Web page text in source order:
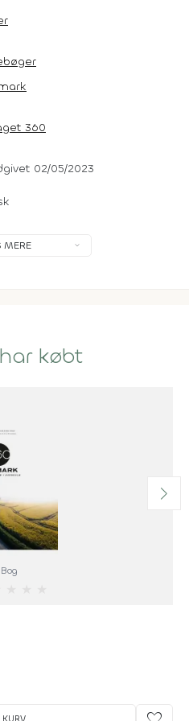
360
02/05/2023
MERE
købt
Bog